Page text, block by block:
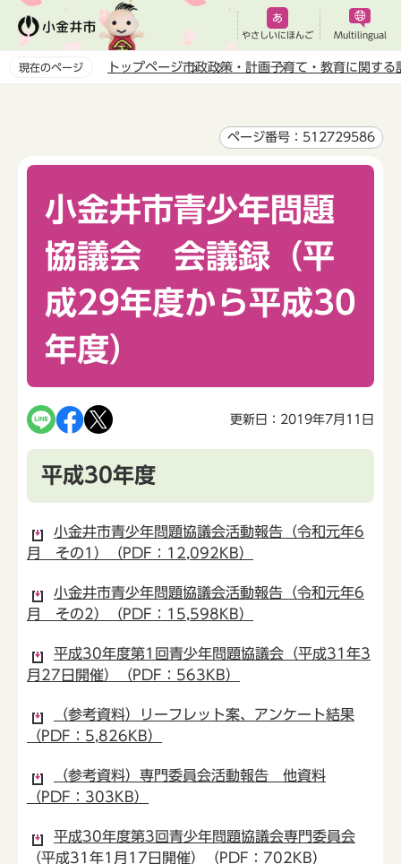
ペ
やさしいにほんご Multilingual
現在のページ トップページ市政政策・計画子育て・教育に関する
ページ番号：512729586
小金井市青少年問題
協議会 会議録（平
成29年度から平成30
年度）
更新日：2019年7月11日
平成30年度
小金井市青少年問題協議会活動報告（令和元年6
月 その1）（PDF：12,092KB）
小金井市青少年問題協議会活動報告（令和元年6
月 その2）（PDF：15,598KB）
平成30年度第1回青少年問題協議会（平成31年3
月27日開催）（PDF：563KB）
（参考資料）リーフレット案、アンケート結果
（PDF：5,826KB）
（参考資料）専門委員会活動報告 他資料
（PDF：303KB）
平成30年度第3回青少年問題協議会専門委員会
（平成31年1月17日開催）（PDF：702KB）